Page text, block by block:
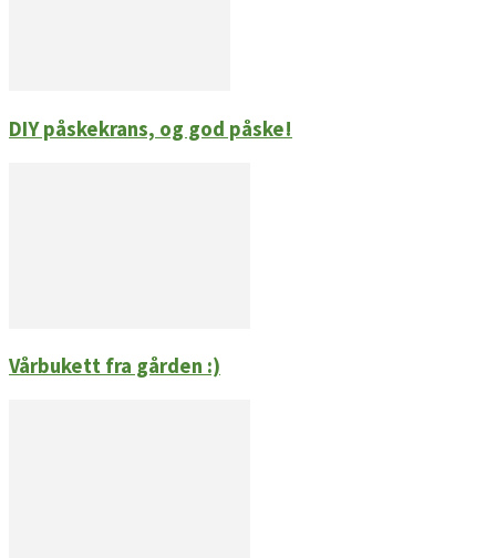
DIY påskekrans, og god påske!
Vårbukett fra gården :)